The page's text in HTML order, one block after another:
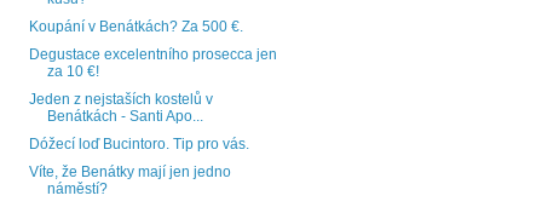
Koupání v Benátkách? Za 500 €.
Degustace excelentního prosecca jen
za 10 €!
Jeden z nejstaších kostelů v
Benátkách - Santi Apo...
Dóžecí loď Bucintoro. Tip pro vás.
Víte, že Benátky mají jen jedno
náměstí?